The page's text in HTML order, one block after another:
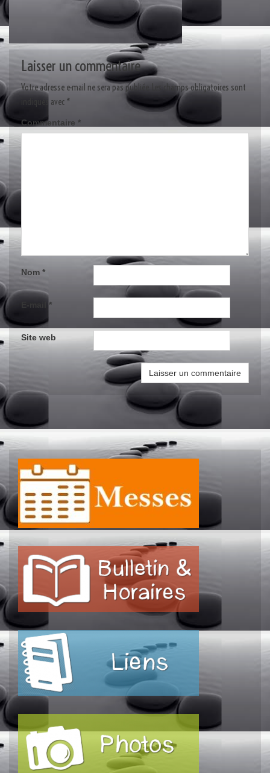
Laisser un commentaire
Votre adresse e-mail ne sera pas publiée. Les champs obligatoires sont
indiqués avec *
Commentaire *
Nom *
*
Site web